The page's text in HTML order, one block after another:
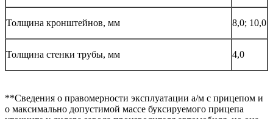
Толщина кронштейнов, мм 8,0; 10,0
Толщина стенки трубы, мм 4,0
**Сведения о правомерности эксплуатации а/м с прицепом и
о максимально допустимой массе буксируемого прицепа